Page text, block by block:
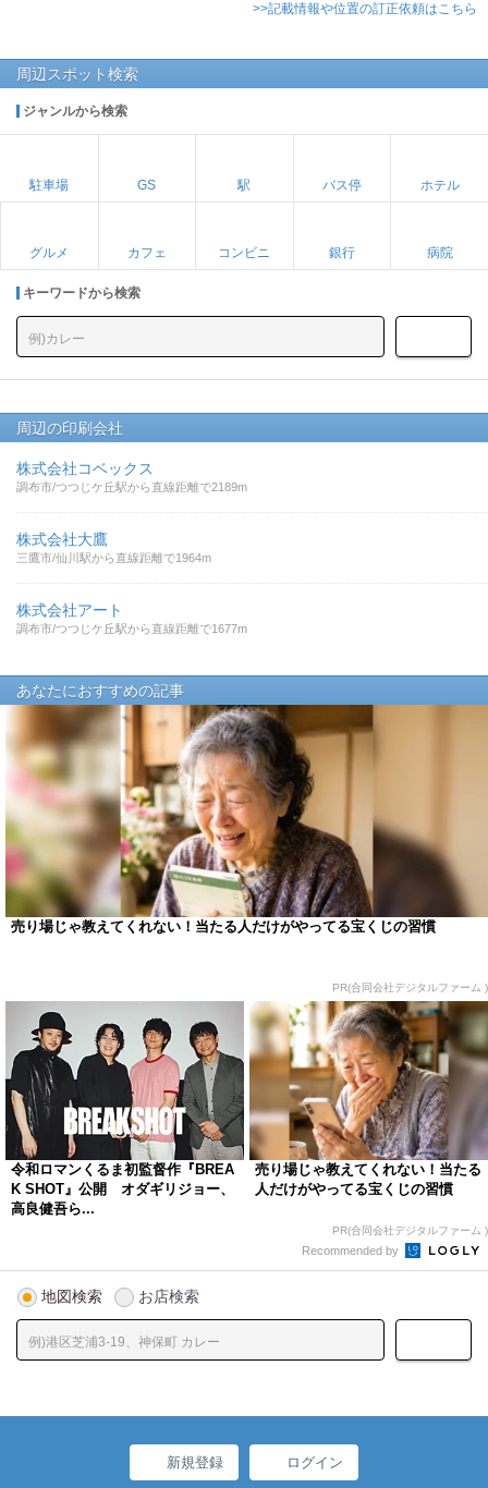
>>記載情報や位置の訂正依頼はこちら
周辺スポット検索
ジャンルから検索
駐車場 GS 駅 バス停 ホテル
グルメ カフェ コンビニ 銀行 病院
キーワードから検索
周辺の印刷会社
株式会社コベックス
調布市/つつじケ丘駅から直線距離で2189m
株式会社大鷹
三鷹市/仙川駅から直線距離で1964m
株式会社アート
調布市/つつじケ丘駅から直線距離で1677m
あなたにおすすめの記事
売り場じゃ教えてくれない！当たる人だけがやってる宝くじの習慣
PR(合同会社デジタルファーム )
令和ロマンくるま初監督作『BREA
K SHOT』公開 オダギリジョー、
高良健吾ら...
売り場じゃ教えてくれない！当たる
人だけがやってる宝くじの習慣
PR(合同会社デジタルファーム )
Recommended by
地図検索 お店検索
新規登録 ログイン